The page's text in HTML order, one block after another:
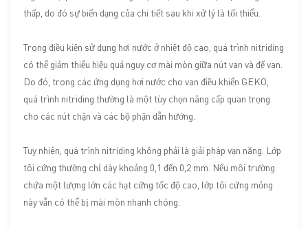
thấp, do đó sự biến dạng của chi tiết sau khi xử lý là tối thiểu.
Trong điều kiện sử dụng hơi nước ở nhiệt độ cao, quá trình nitriding
có thể giảm thiểu hiệu quả nguy cơ mài mòn giữa nút van và đế van.
Do đó, trong các ứng dụng hơi nước cho van điều khiển GEKO,
quá trình nitriding thường là một tùy chọn nâng cấp quan trọng
cho các nút chặn và các bộ phận dẫn hướng.
Tuy nhiên, quá trình nitriding không phải là giải pháp vạn năng. Lớp
tôi cứng thường chỉ dày khoảng 0,1 đến 0,2 mm. Nếu môi trường
chứa một lượng lớn các hạt cứng tốc độ cao, lớp tôi cứng mỏng
này vẫn có thể bị mài mòn nhanh chóng.